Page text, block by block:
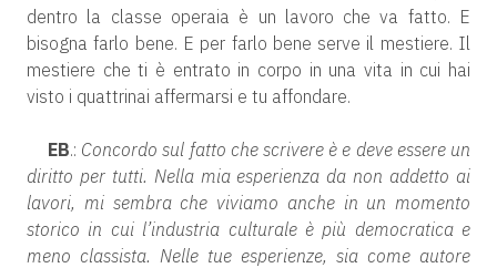
dentro la classe operaia è un lavoro che va fatto. E
bisogna farlo bene. E per farlo bene serve il mestiere. Il
mestiere che ti è entrato in corpo in una vita in cui hai
visto i quattrinai affermarsi e tu affondare.
EB.: Concordo sul fatto che scrivere è e deve essere un
diritto per tutti. Nella mia esperienza da non addetto ai
lavori, mi sembra che viviamo anche in un momento
storico in cui l’industria culturale è più democratica e
meno classista. Nelle tue esperienze, sia come autore